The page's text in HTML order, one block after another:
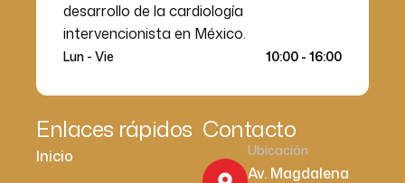
desarrollo de la cardiología
intervencionista en México.
Lun - Vie 10:00 - 16:00
Enlaces rápidos
Inicio
Contacto
Ubicación
Av. Magdalena